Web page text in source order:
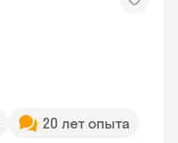
20 лет опыта